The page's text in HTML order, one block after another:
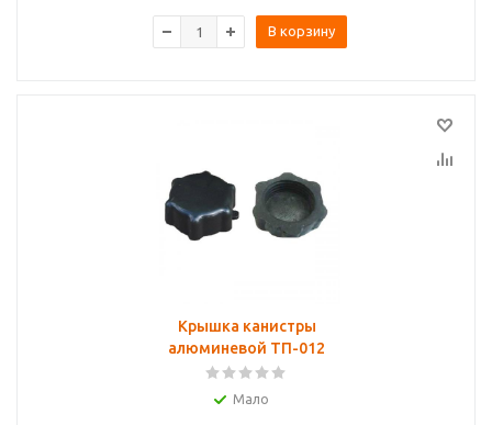
В корзину
Крышка канистры
алюминевой ТП-012
Мало